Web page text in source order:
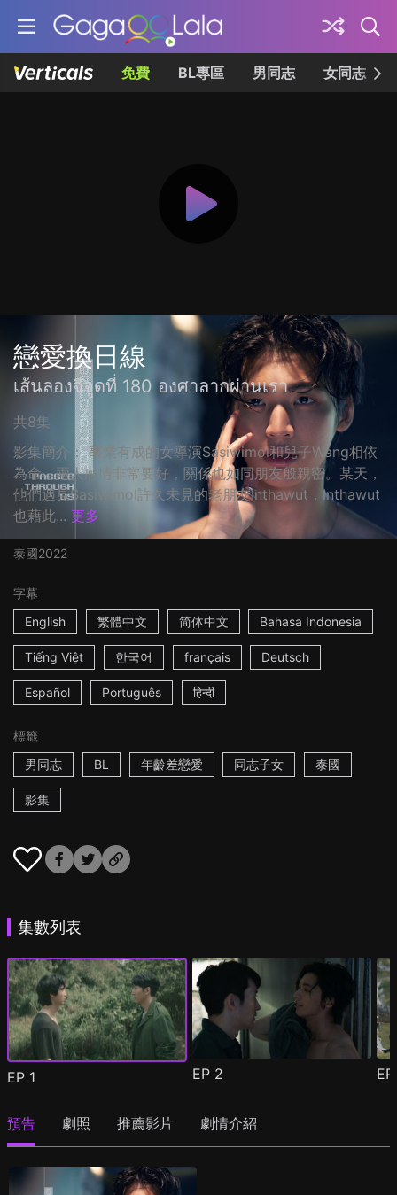
免費 BL專區 男同志 女同志
戀愛換日線
เส้นลองจิจูดที่ 180 องศาลากผ่านเรา
共8集
影集簡介： 事業有成的女導演Sasiwimol和兒子Wang相依
為命，兩人感情非常要好，關係也如同朋友般親密。某天，
他們遇見Sasiwimol許久未見的老朋友Inthawut，Inthawut
也藉此... 更多
泰國2022
字幕
English
繁體中文 简体中文 Bahasa Indonesia
Tiếng Việt 한국어 français Deutsch
Español Português हिन्दी
標籤
男同志
BL 年齡差戀愛 同志子女 泰國
影集
集數列表
EP 1 EP 2
預告 劇照 推薦影片 劇情介紹